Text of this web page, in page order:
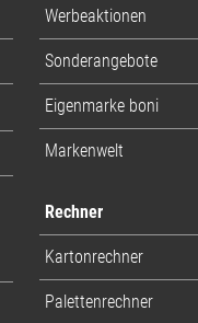
Werbeaktionen
Sonderangebote
Eigenmarke boni
Markenwelt
Rechner
Kartonrechner
Palettenrechner